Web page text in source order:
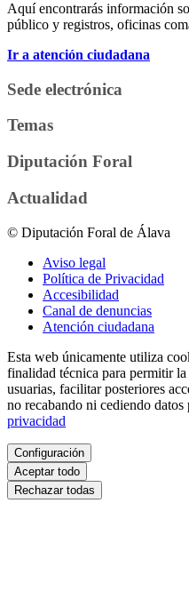
Aquí encontrarás información
público y registros, oficinas
Ir a atención ciudadana
Sede electrónica
Temas
Diputación Foral
Actualidad
© Diputación Foral de Álava
Aviso legal
Política de Privacidad
Accesibilidad
Canal de denuncias
Atención ciudadana
Esta web únicamente utiliza
finalidad técnica para permitir
usuarias, facilitar posteriores
no recabando ni cediendo datos
privacidad
Configuración
Aceptar todo
Rechazar todas